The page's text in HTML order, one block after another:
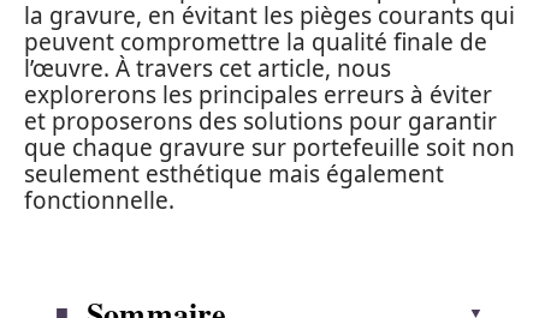
la gravure, en évitant les pièges courants qui
peuvent compromettre la qualité finale de
l’œuvre. À travers cet article, nous
explorerons les principales erreurs à éviter
et proposerons des solutions pour garantir
que chaque gravure sur portefeuille soit non
seulement esthétique mais également
fonctionnelle.